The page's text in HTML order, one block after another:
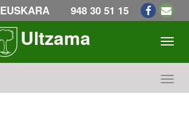
EUSKARA 948 30 51 15
Ultzama